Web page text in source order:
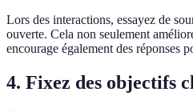
Lors des interactions, essayez de
ouverte. Cela non seulement
encourage également des réponses
4. Fixez des objectifs